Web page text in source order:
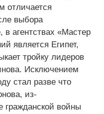
отличается
выбора
в агентствах «Мастер
является Египет,
тройку лидеров
Исключением
стал разве что
из-
гражданской войны